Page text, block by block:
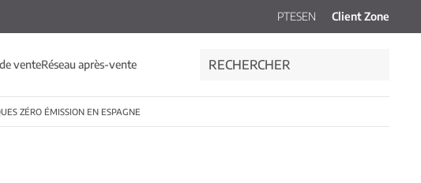
PTESEN Client Zone
venteRéseau après-vente
ZÉRO ÉMISSION EN ESPAGNE